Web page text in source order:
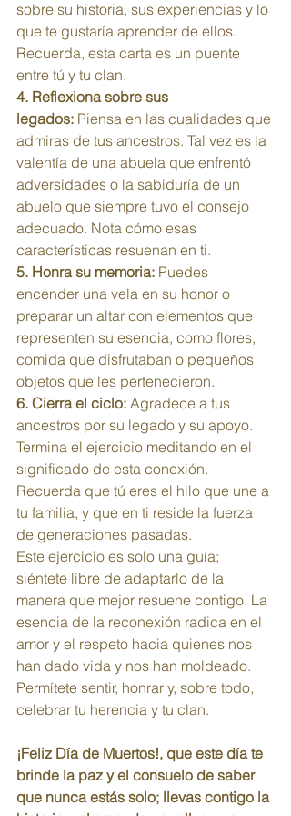
sobre su historia, sus experiencias y lo
que te gustaría aprender de ellos.
Recuerda, esta carta es un puente
entre tú y tu clan.
4. Reflexiona sobre sus
legados: Piensa en las cualidades que
admiras de tus ancestros. Tal vez es la
valentía de una abuela que enfrentó
adversidades o la sabiduría de un
abuelo que siempre tuvo el consejo
adecuado. Nota cómo esas
características resuenan en ti.
5. Honra su memoria: Puedes
encender una vela en su honor o
preparar un altar con elementos que
representen su esencia, como flores,
comida que disfrutaban o pequeños
objetos que les pertenecieron.
6. Cierra el ciclo: Agradece a tus
ancestros por su legado y su apoyo.
Termina el ejercicio meditando en el
significado de esta conexión.
Recuerda que tú eres el hilo que une a
tu familia, y que en ti reside la fuerza
de generaciones pasadas.
Este ejercicio es solo una guía;
siéntete libre de adaptarlo de la
manera que mejor resuene contigo. La
esencia de la reconexión radica en el
amor y el respeto hacia quienes nos
han dado vida y nos han moldeado.
Permítete sentir, honrar y, sobre todo,
celebrar tu herencia y tu clan.
¡Feliz Día de Muertos!, que este día te
brinde la paz y el consuelo de saber
que nunca estás solo; llevas contigo la